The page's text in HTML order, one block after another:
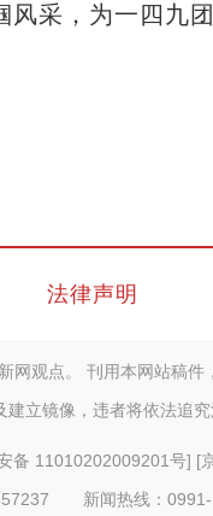
风采，为一四九
法律声明
观点。 刊用本网站稿件
立镜像，违者将依法追究
备 11010202009201号] [
新闻热线：